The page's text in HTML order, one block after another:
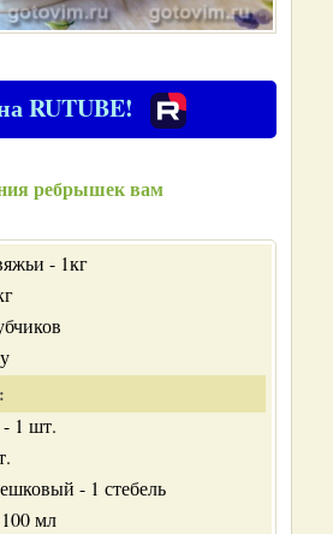
RUTUBE!
ребрышек вам
- 1кг
1 шт.
- 1 стебель
мл